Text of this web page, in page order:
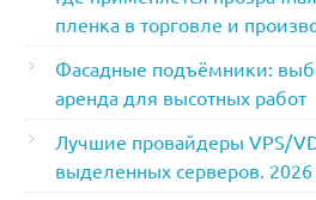
пленка в торговле и
Фасадные подъёмники:
аренда для высотных работ
Лучшие провайдеры VPS/
выделенных серверов. 2026